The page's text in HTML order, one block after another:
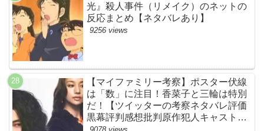
光』殺人事件（リメイク）のネットの
反応まとめ【ネタバレあり】
9256 views
【マイファミリー考察】ポスター伏線
は「数」に注目！香菜子と三輪は特別
だ！【ツイッターの考察ネタバレ評価
黒幕評判感想批判原作犯人キャスト脚
本あらすじ伏線まとめ】